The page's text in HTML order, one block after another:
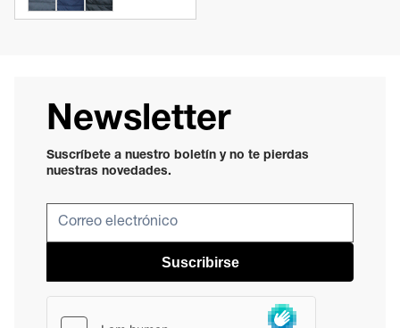
Newsletter
Suscríbete a nuestro boletín y no te pierdas
nuestras novedades.
Suscribirse